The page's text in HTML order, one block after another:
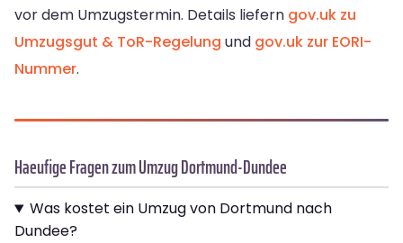
vor dem Umzugstermin. Details liefern gov.uk zu
Umzugsgut & ToR-Regelung und gov.uk zur EORI-
Nummer.
Haeufige Fragen zum Umzug Dortmund-Dundee
Was kostet ein Umzug von Dortmund nach
Dundee?